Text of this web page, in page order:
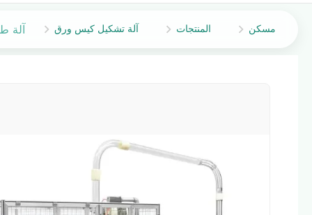
مسكن المنتجات آلة تشكيل كيس ورق آلة